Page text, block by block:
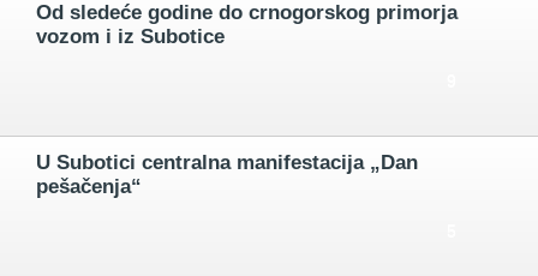
Od sledeće godine do crnogorskog primorja
vozom i iz Subotice
U Subotici centralna manifestacija „Dan
pešačenja“